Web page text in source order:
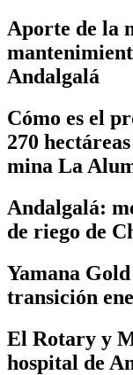
Aporte de la
Andalgalá
Cómo es el
270
mina La
Andalgalá:
de riego de
Yamana
transición
El Rotary y
hospital de